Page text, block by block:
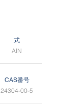
式
AlN
24304-00-5
CAS番号